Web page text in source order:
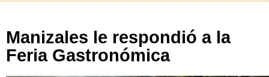
Manizales le respondió a la
Feria Gastronómica